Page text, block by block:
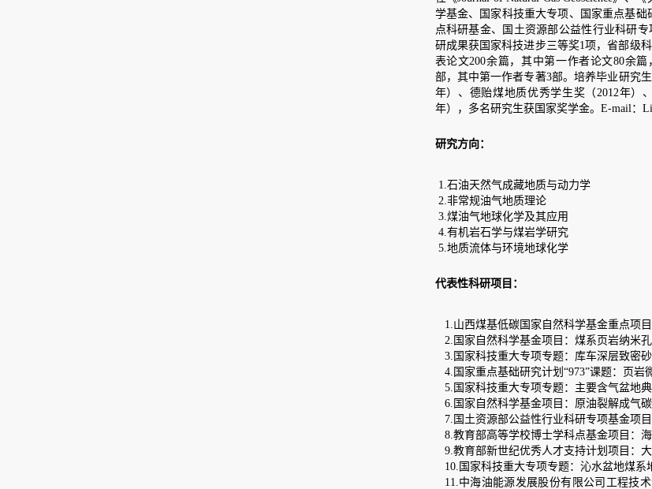
学基金、国家科技重大专项、国家重点基础研究计划 “973”课题、
点科研基金、国土资源部公益性行业科研专项项目20余项，企事业
研成果获国家科技进步三等奖1项，省部级科技进步二等奖2项、三
余篇，其中第一作者论文80余篇，被SCI、EI收录论文
部，其中第一作者专著3部。培养毕业研究生数十人，指导的研究生
年）、德贻煤地质优秀学生奖（2012年）、中国煤炭学会青年科
年），多名研究生获国家奖学金。E-mail：Lixq @cumtb.edu.cn。
1.石油天然气成藏地质与动力学
3.煤油气地球化学及其应用
4.有机岩石学与煤岩学研究
5.地质流体与环境地球化学
1.山西煤基低碳国家自然科学基金重点项目：沁水盆地煤系页岩气
2.国家自然科学基金项目：煤系页岩纳米孔隙结构特征和演化及其
3.国家科技重大专项专题：库车深层致密砂岩气藏成藏过程与模式
4.国家重点基础研究计划“973”课题：页岩微孔缝结构与页岩气赋存
5.国家科技重大专项专题：主要含气盆地典型大气田成藏时期的定
6.国家自然科学基金项目：原油裂解成气碳同位素动力学研究（
7.国土资源部公益性行业科研专项基金项目：不同类型页岩气源岩
8.教育部高等学校博士学科点基金项目：海相源岩再次生烃碳同位
9.教育部新世纪优秀人才支持计划项目：大中型气田天然气生烃动
10.国家科技重大专项专题：沁水盆地煤系地层气源岩特征与资源分
11.中海油能源发展股份有限公司工程技术湛江分公司项目：莺